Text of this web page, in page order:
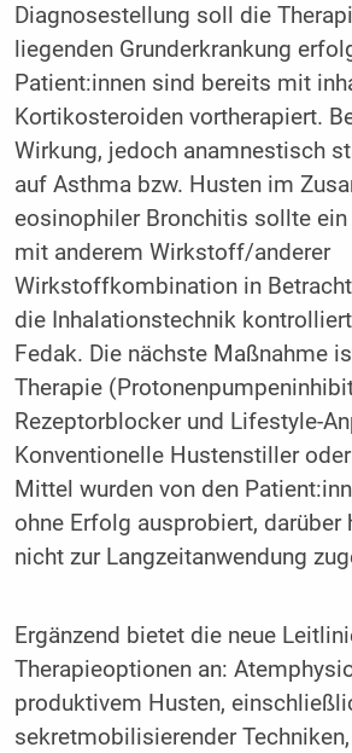
Diagnosestellung soll die
liegenden Grunderkrankung
Patient:innen sind bereits mit
Kortikosteroiden vortherapiert.
Wirkung, jedoch anamnestisch
auf Asthma bzw. Husten im
eosinophiler Bronchitis sollte ein
mit anderem Wirkstoff/anderer
Wirkstoffkombination in
die Inhalationstechnik
Fedak. Die nächste Maßnahme
Therapie
Rezeptorblocker und Lifestyle-
Konventionelle Hustenstiller
Mittel wurden von den
ohne Erfolg ausprobiert, darüber
nicht zur Langzeitanwendung
Ergänzend bietet die neue
Therapieoptionen an:
produktivem Husten,
sekretmobilisierender